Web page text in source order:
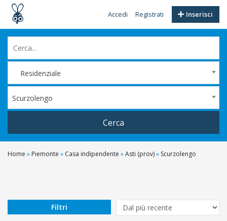
Inserisci
Accedi Registrati
Residenziale
Scurzolengo
Cerca
Da
Home » Piemonte » Casa indipendente »Asti (prov)» Scurzolengo
Filtri